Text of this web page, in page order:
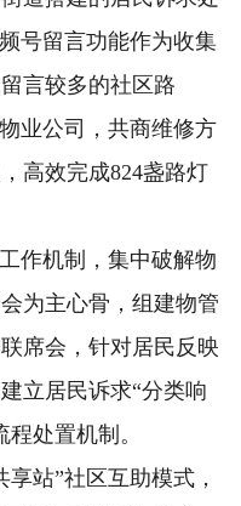
号留言功能作为收集
言较多的社区路
业公司，共商维修方
高效完成824盏路灯
机制，集中破解物
为主心骨，组建物管
席会，针对居民反映
立居民诉求“分类响
处置机制。
站”社区互助模式，